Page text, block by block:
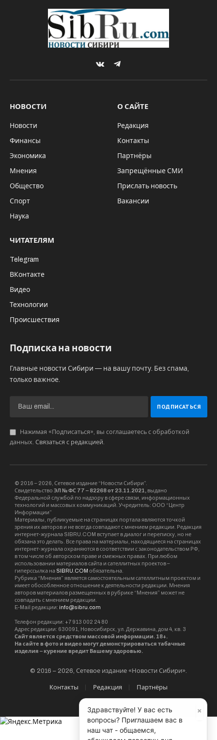
VKontakteTelegram
НОВОСТИ
Новости
Финансы
Экономика
Мнения
Общество
Спорт
Наука
О САЙТЕ
Редакция
Контакты
Партнёры
Запрещённые СМИ
Прислать новость
Вакансии
ЧИТАТЕЛЯМ
Telegram
ВКонтакте
Видео
Технологии
Происшествия
Подписка на новости
Главные новости Сибири — на вашу почту. Без спама,
только важное.
Нажимая «Подписаться», вы соглашаетесь с обработкой
данных. Связаться с редакцией
© 2016 – 2026, Сетевое издание “Новости Сибири”.
Свидетельство ЭЛ № ФС 77 – 82268 от 23.11.2021, выдано
Федеральной службой по надзору в сфере связи, информационных
технологий и массовых коммуникаций. Учредитель: ООО “Центр
Информации”
Материалы, публикуемые на страницах портала являются точкой
зрения их авторов и не всегда совпадают с мнением редакции. Редакция
интернет-журнала SIBRU.COM вступает в диалог и переписку, но не
обязана это делать. Все права на материалы, находящиеся на страницах
интернет-журнала охраняются в соответствии с законодательством РФ,
в том числе об авторском праве и смежных правах. При любом
использовании материалов сайта и сателлитных проектов –
гиперссылка на SIBRU.COM обязательна.
Рубрика “Мнения” является самостоятельным сателлитным проектом и
имеет обособленное отношение к деятельности редакции. Мнения
авторов материалов размещенных в рубрике “Мнения” может не
совпадать с мнением редакции.
E-Mail редакции: info@sibru.com
Телефон редакции: +7 913 002 24 80
Адрес редакции: 630091, Новосибирск, ул. Державина, дом 4, кв. 3
Сайт является средством массовой информации. 18+.
На сайте в фото и видео могут демонстрироваться табачные
изделия – курение вредит Вашему здоровью.
© 2016 – 2026, Сетевое издание «Новости Сибири».
Контакты Редакция Партнёры
×
Здравствуйте! У вас есть
вопросы? Приглашаем вас в
наш чат - общаемся,